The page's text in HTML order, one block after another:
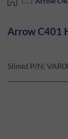
Arrow C401
Silmid P/N: